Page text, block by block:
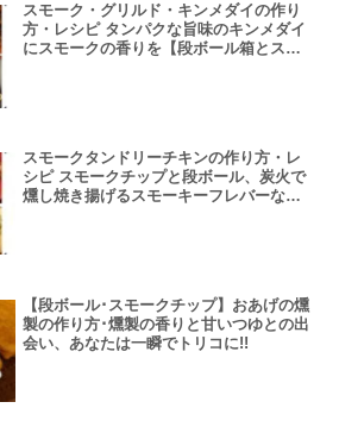
スモーク・グリルド・キンメダイの作り
方・レシピ タンパクな旨味のキンメダイ
にスモークの香りを【段ボール箱とスモ
スモークタンドリーチキンの作り方・レ
シピ スモークチップと段ボール、炭火で
燻し焼き揚げるスモーキーフレバーな香
【段ボール･スモークチップ】おあげの燻
製の作り方･燻製の香りと甘いつゆとの出
会い、あなたは一瞬でトリコに!!